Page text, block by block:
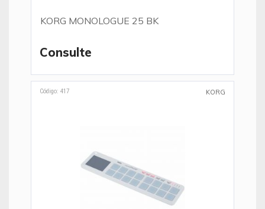
KORG MONOLOGUE 25 BK
Consulte
Código: 417 KORG